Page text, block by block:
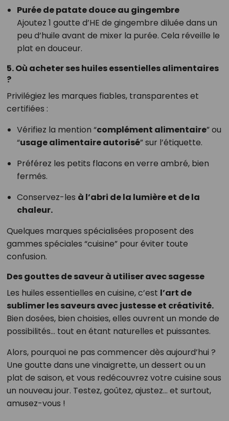
Purée de patate douce au gingembre
Ajoutez 1 goutte d’HE de gingembre diluée dans un
peu d’huile avant de mixer la purée. Cela réveille le
plat en douceur.
5. Où acheter ses huiles essentielles alimentaires
?
Privilégiez les marques fiables, transparentes et
certifiées :
Vérifiez la mention “complément alimentaire” ou
“usage alimentaire autorisé” sur l’étiquette.
Préférez les petits flacons en verre ambré, bien
fermés.
Conservez-les à l’abri de la lumière et de la
chaleur.
Quelques marques spécialisées proposent des
gammes spéciales “cuisine” pour éviter toute
confusion.
Des gouttes de saveur à utiliser avec sagesse
Les huiles essentielles en cuisine, c’est l’art de
sublimer les saveurs avec justesse et créativité.
Bien dosées, bien choisies, elles ouvrent un monde de
possibilités… tout en étant naturelles et puissantes.
Alors, pourquoi ne pas commencer dès aujourd’hui ?
Une goutte dans une vinaigrette, un dessert ou un
plat de saison, et vous redécouvrez votre cuisine sous
un nouveau jour. Testez, goûtez, ajustez… et surtout,
amusez-vous !